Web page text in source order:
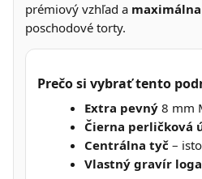
prémiový vzhľad a
poschodové torty.
Prečo si vybrať tento
Extra pevný 8 mm
Čierna perličková
Centrálna tyč –
Vlastný gravír loga